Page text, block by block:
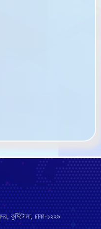
কুর্মিটোলা, ঢাকা-১২২৯